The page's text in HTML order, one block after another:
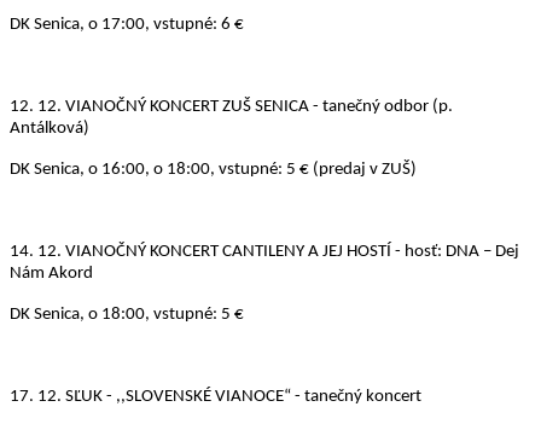
DK Senica, o 17:00, vstupné: 6 €
12. 12. VIANOČNÝ KONCERT ZUŠ SENICA - tanečný odbor (p.
Antálková)
DK Senica, o 16:00, o 18:00, vstupné: 5 € (predaj v ZUŠ)
14. 12. VIANOČNÝ KONCERT CANTILENY A JEJ HOSTÍ - hosť: DNA – Dej
Nám Akord
DK Senica, o 18:00, vstupné: 5 €
17. 12. SĽUK - ,,SLOVENSKÉ VIANOCE“ - tanečný koncert